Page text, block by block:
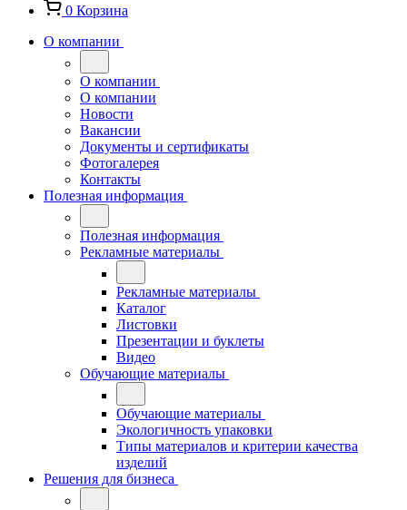
0 Корзина
О компании
О компании
О компании
Новости
Вакансии
Документы и сертификаты
Фотогалерея
Контакты
Полезная информация
Полезная информация
Рекламные материалы
Рекламные материалы
Каталог
Листовки
Презентации и буклеты
Видео
Обучающие материалы
Обучающие материалы
Экологичность упаковки
Типы материалов и критерии качества
изделий
Решения для бизнеса